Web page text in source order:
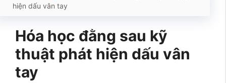
hiện dấu vân tay
Hóa học đằng sau kỹ
thuật phát hiện dấu vân
tay